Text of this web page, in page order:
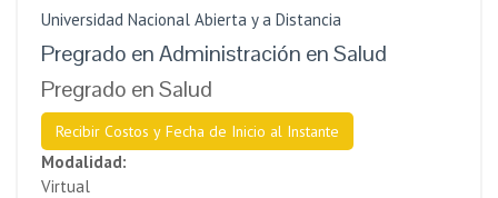
Universidad Nacional Abierta y a Distancia
Pregrado en Administración en Salud
Pregrado en Salud
Recibir Costos y Fecha de Inicio al Instante
Modalidad:
Virtual